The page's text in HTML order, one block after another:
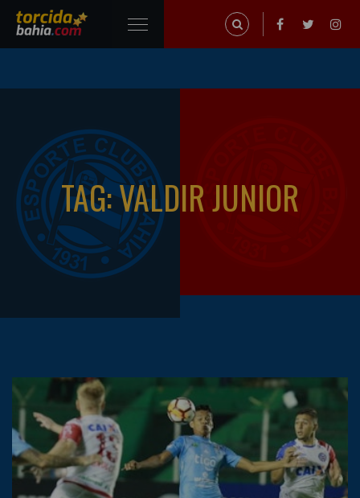
TAG: VALDIR JUNIOR